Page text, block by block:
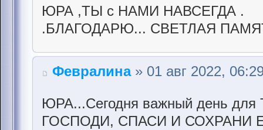
ЮРА ,ТЫ с НАМИ НАВСЕГДА .
.БЛАГОДАРЮ... СВЕТЛАЯ
Февралина» 01 авг 2022,
ЮРА...Сегодня важный день
ГОСПОДИ, СПАСИ И СОХРАНИ